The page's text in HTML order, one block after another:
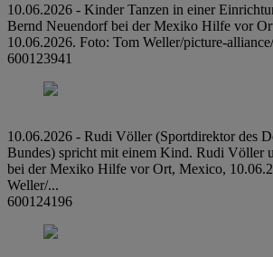
10.06.2026 - Kinder Tanzen in einer
Bernd Neuendorf bei der Mexiko Hilfe vor
10.06.2026. Foto: Tom Weller/picture-
600123941
10.06.2026 - Rudi Völler (Sportdirektor des
Bundes) spricht mit einem Kind. Rudi Völler
bei der Mexiko Hilfe vor Ort, Mexico,
Weller/...
600124196